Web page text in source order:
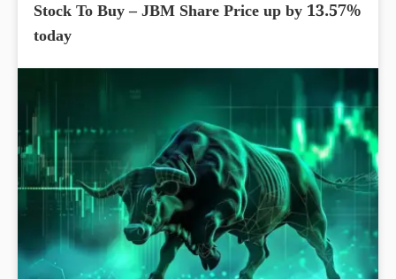
Stock To Buy – JBM Share Price up by 13.57%
today